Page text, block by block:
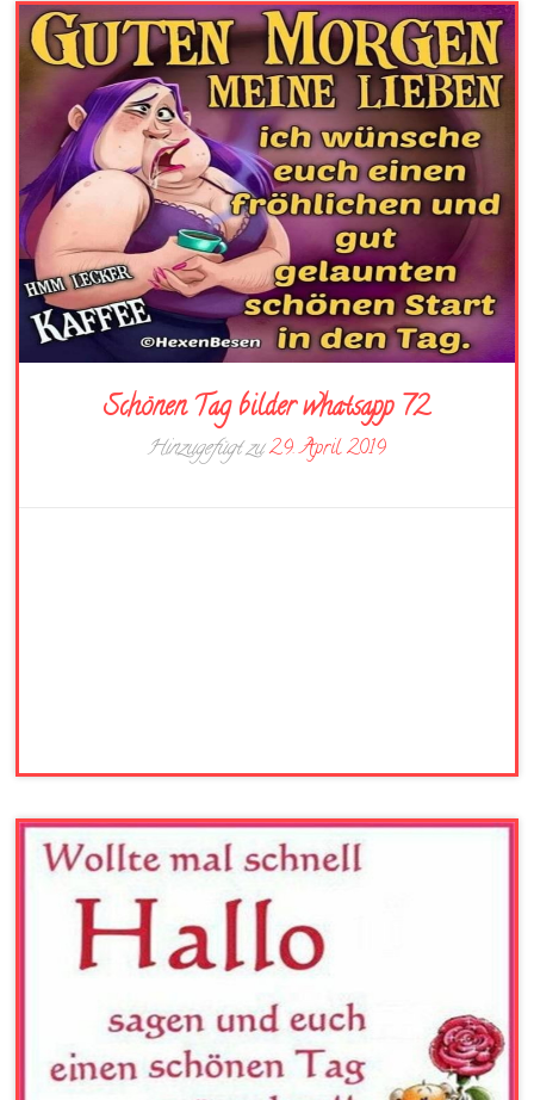
Schönen Tag bilder whatsapp 72
Hinzugefügt zu29. April 2019